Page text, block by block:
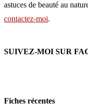
astuces de beauté au
contactez-moi.
SUIVEZ-MOI SUR
Fiches récentes